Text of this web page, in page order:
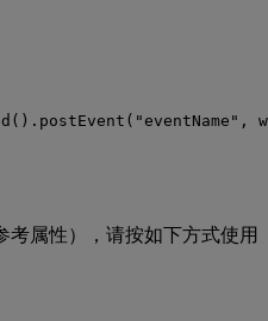
(). postEvent ( " eventName " ,
属性），请按如下方式使用